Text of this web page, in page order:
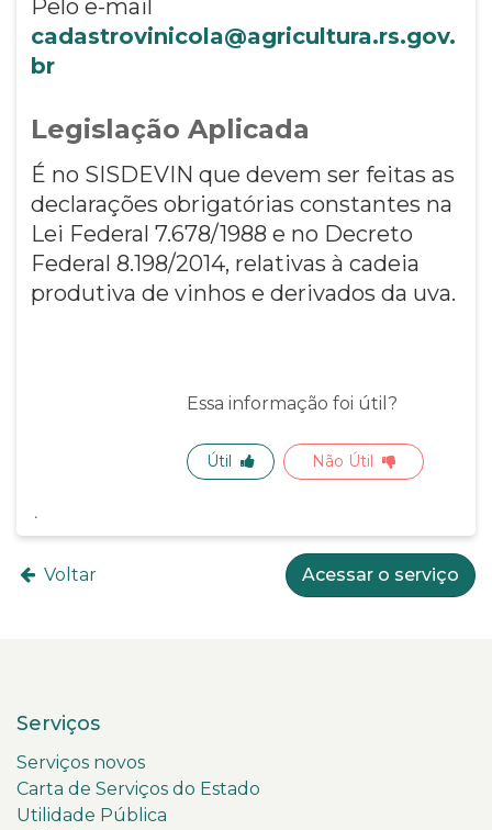
Pelo e-mail
cadastrovinicola@agricultura.rs.gov.
br
Legislação Aplicada
É no SISDEVIN que devem ser feitas as
declarações obrigatórias constantes na
Lei Federal 7.678/1988 e no Decreto
Federal 8.198/2014, relativas à cadeia
produtiva de vinhos e derivados da uva.
Essa informação foi útil?
Útil Não Útil
Voltar Acessar o serviço
Serviços
Serviços novos
Carta de Serviços do Estado
Utilidade Pública